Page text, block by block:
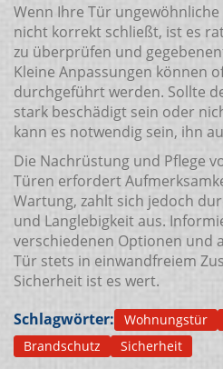
Wenn Ihre Tür
nicht korrekt schließt, ist es
zu überprüfen und
Kleine Anpassungen können
durchgeführt werden. Sollte
stark beschädigt sein oder
kann es notwendig sein, ihn
Die Nachrüstung und Pflege
Türen erfordert
Wartung, zahlt sich jedoch
und Langlebigkeit aus.
verschiedenen Optionen und
Tür stets in einwandfreiem
Sicherheit ist es wert.
Schlagwörter:
Wohnungstür
Brandschutz
Sicherheit